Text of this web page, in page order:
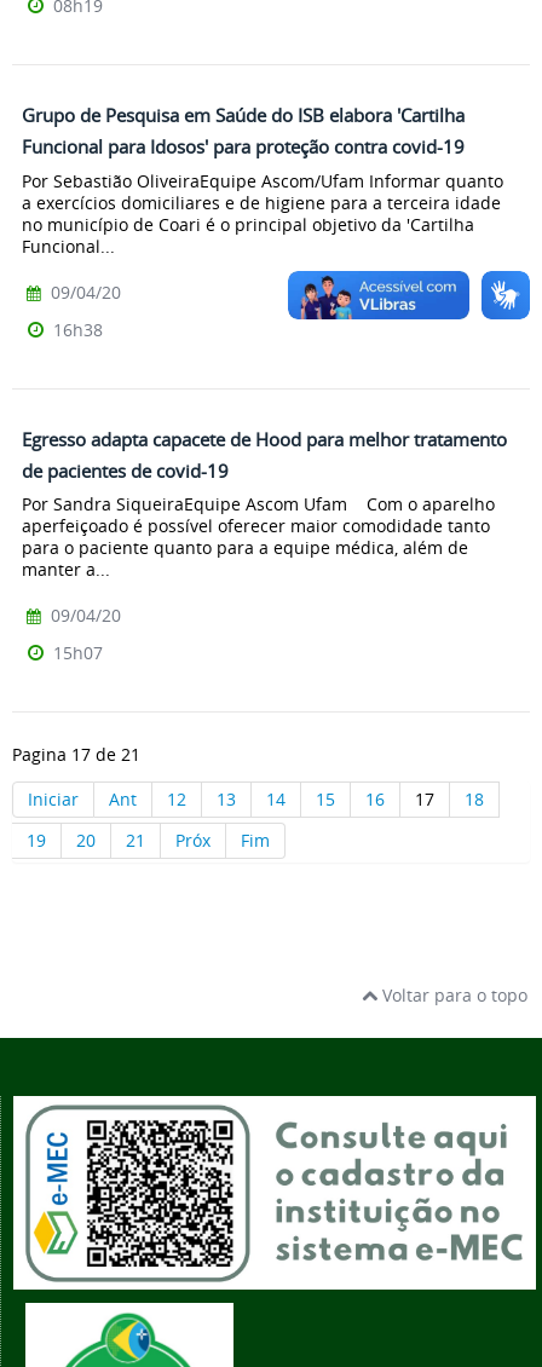
08h19
Grupo de Pesquisa em Saúde do ISB elabora 'Cartilha
Funcional para Idosos' para proteção contra covid-19
Por Sebastião OliveiraEquipe Ascom/Ufam Informar quanto
a exercícios domiciliares e de higiene para a terceira idade
no município de Coari é o principal objetivo da 'Cartilha
Funcional...
09/04/20
16h38
Egresso adapta capacete de Hood para melhor tratamento
de pacientes de covid-19
Por Sandra SiqueiraEquipe Ascom Ufam Com o aparelho
aperfeiçoado é possível oferecer maior comodidade tanto
para o paciente quanto para a equipe médica, além de
manter a...
09/04/20
15h07
Pagina 17 de 21
Iniciar
Ant 12 13 14 15 16 17
18
19
20 21 Próx Fim
Voltar para o topo